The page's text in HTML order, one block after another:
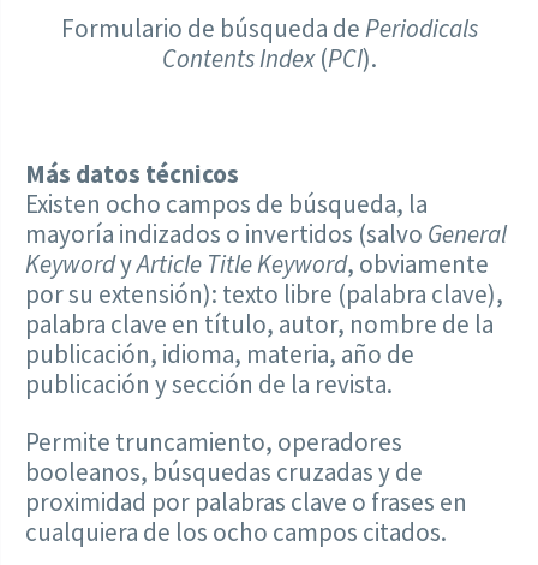
Formulario de búsqueda dePeriodicals
Contents Index(PCI).
Más datos técnicos
Existen ocho campos de búsqueda, la
mayoría indizados o invertidos (salvo General
KeywordyArticle Title Keyword, obviamente
por su extensión): texto libre (palabra clave),
palabra clave en título, autor, nombre de la
publicación, idioma, materia, año de
publicación y sección de la revista.
Permite truncamiento, operadores
booleanos, búsquedas cruzadas y de
proximidad por palabras clave o frases en
cualquiera de los ocho campos citados.